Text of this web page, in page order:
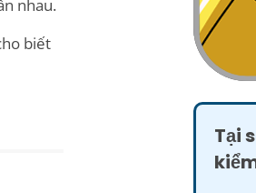
nhau.
biết
Tại